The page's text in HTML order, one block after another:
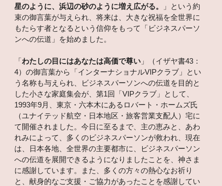
星のように、浜辺の砂のように増え広がる。
」という約
束の御言葉が与えられ、将来は、大きな祝福を全世界に
もたらす者となるという信仰をもって「ビジネスパーソ
ンへの伝道」を始めました。
「わたしの目にはあなたは高価で尊い 」（イザヤ書43：
4）の御言葉から「インターナショナルVIPクラブ」とい
う名称も与えられ、ビジネスパーソンへの伝道を目的と
した小さな家庭集会が、第1回「VIPクラブ」として、
1993年9月、東京・六本木にあるロバート・ホームズ氏
（ユナイテッド航空・日本地区・旅客営業支配人）宅に
て開催されました。今日に至るまで、主の恵みと、あわ
れみによって、多くのビジネスパーソンが救われ、現在
は、日本各地、全世界の主要都市に、ビジネスパーソン
への伝道を展開できるようになりましたことを、神さま
に感謝しています。また、多くの方々の熱心なお祈り
と、献身的なご支援・ご協力があったことを感謝してい